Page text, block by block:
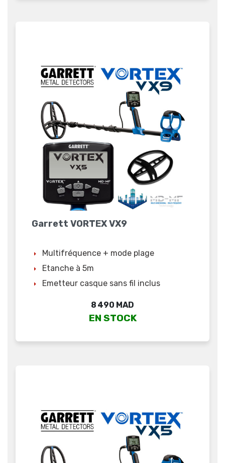
Garrett VORTEX VX9
Multifréquence + mode plage
Etanche à 5m
Emetteur casque sans fil inclus
Prix
8 490 MAD
EN STOCK